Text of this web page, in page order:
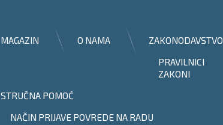
MAGAZIN O NAMA
ZAKONODAVSTVO
PRAVILNICI
ZAKONI
STRUČNA POMOĆ
NAČIN PRIJAVE POVREDE NA RADU